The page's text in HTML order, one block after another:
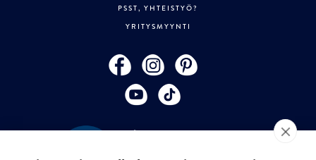
PSST, YHTEISTYÖ?
YRITYSMYYNTI